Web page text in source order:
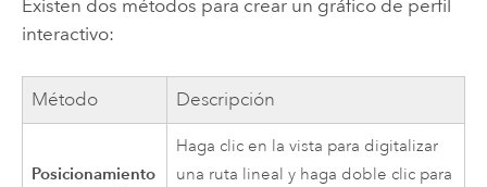
Existen dos métodos para crear un gráfico de perfil
interactivo:
Método Descripción
Posicionamiento
Haga clic en la vista para digitalizar
una ruta lineal y haga doble clic para